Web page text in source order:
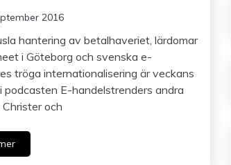
2016
hantering av betalhaveriet, lärdomar
i Göteborg och svenska e-
tröga internationalisering är veckans
podcasten E-handelstrenders andra
och